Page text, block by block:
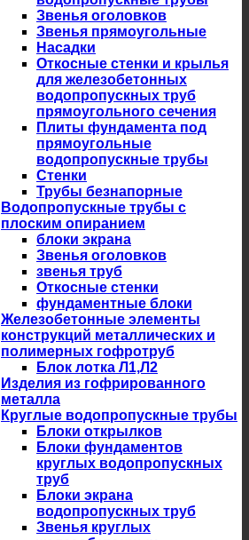
Звенья оголовков
Звенья прямоугольные
Насадки
Откосные стенки и крылья
для железобетонных
водопропускных труб
прямоугольного сечения
Плиты фундамента под
прямоугольные
водопропускные трубы
Стенки
Трубы безнапорные
Водопропускные трубы с
плоским опиранием
блоки экрана
Звенья оголовков
звенья труб
Откосные стенки
фундаментные блоки
Железобетонные элементы
конструкций металлических и
полимерных гофротруб
Блок лотка Л1,Л2
Изделия из гофрированного
металла
Круглые водопропускные трубы
Блоки открылков
Блоки фундаментов
круглых водопропускных
труб
Блоки экрана
водопропускных труб
Звенья круглых